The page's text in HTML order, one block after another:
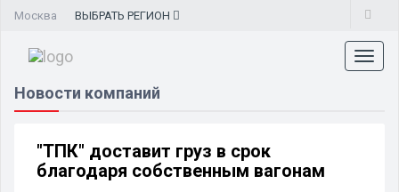
Москва ВЫБРАТЬ РЕГИОН
Новости компаний
"ТПК" доставит груз в срок
благодаря собственным вагонам